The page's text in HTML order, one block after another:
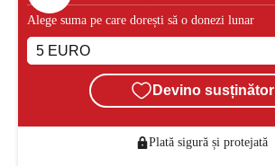
Alege suma pe care dorești să o donezi lunar
Devino susținător
Plată sigură și protejată